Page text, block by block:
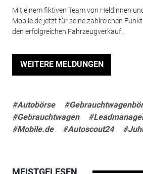
Mit einem fiktiven Team von Heldinnen
Mobile.de jetzt für seine zahlreichen
den erfolgreichen Fahrzeugverkauf.
WEITERE MELDUNGEN
#Autobörse
#Gebrauchtwagen
#Mobile.de
#Autoscout24
MEISTGELESEN